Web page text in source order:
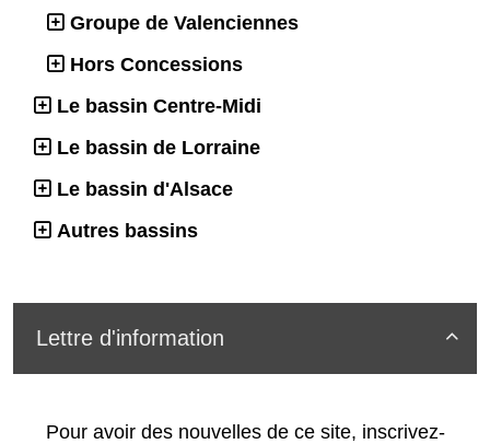
Groupe de Valenciennes
Hors Concessions
Le bassin Centre-Midi
Le bassin de Lorraine
Le bassin d'Alsace
Autres bassins

Lettre d'information
Pour avoir des nouvelles de ce site, inscrivez-